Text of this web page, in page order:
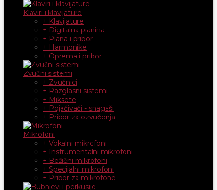
Klaviri i klavijature
+ Klavijature
+ Digitalna pianina
+ Piana i pribor
+ Harmonike
+ Oprema i pribor
Zvučni sistemi
+ Zvučnici
+ Razglasni sistemi
+ Miksete
+ Pojačivači - snagaši
+ Pribor za ozvučenja
Mikrofoni
+ Vokalni mikrofoni
+ Instrumentalni mikrofoni
+ Bežični mikrofoni
+ Specijalni mikrofoni
+ Pribor za mikrofone